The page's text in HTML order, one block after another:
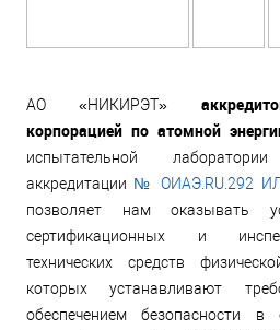
АО «НИКИРЭТ»
корпорацией по атомной
испытательной
аккредитации № ОИАЭ.RU.292
позволяет нам оказывать
сертификационных и
технических средств
которых устанавливают
обеспечением безопасности в